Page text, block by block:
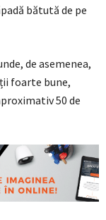
bătută de pe
de asemenea,
foarte bune,
50 de